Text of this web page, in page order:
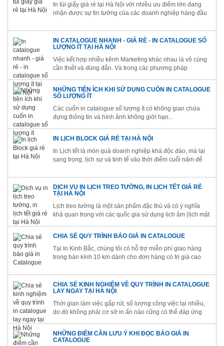
In túi giấy giá rẻ tại Hà Nội với nhiều ưu điểm lớn đang
nhận được sự tin tưởng của các doanh nghiệp hàng đầu
IN CATALOGUE NHANH - GIÁ RẺ - IN CATALOGUE SỐ
LƯỢNG ÍT TẠI HÀ NỘI
Việc kết hợp nhiều kênh Marketing khác nhau là vô cùng
cần thiết và đúng đắn. Và trong các phương pháp
trong những kênh quảng bá được yêu thích nhất.
NHỮNG TIỆN ÍCH KHI SỬ DỤNG CUỐN IN CATALOGUE
SỐ LƯỢNG ÍT
Các cuốn in catalogue số lượng ít có không gian chứa
đựng thông tin và hình ảnh không giới hạn...
IN LỊCH BLOCK GIÁ RẺ TẠI HÀ NỘI
In Lịch tết là món quà doanh nghiệp khá độc đáo, mà lại
sang trọng, lịch sự và tinh tế vào thời điểm cuối năm để
nghiệp, nhân viên và cả khách hàng, đối tác.
DỊCH VỤ IN LỊCH TREO TƯỜNG, IN LỊCH TẾT GIÁ RẺ
TẠI HÀ NỘI
Lịch treo tường là một sản phẩm đặc thù và có ý nghĩa
khá quan trọng với các quốc gia sử dụng lịch âm (lịch mặt
CHIA SẺ QUY TRÌNH BÁO GIÁ IN CATALOGUE
Tại In Kinh Bắc, chúng tôi có hỗ trợ miễn phí giao hàng
trong bán kính 10 km dành cho đơn hàng có trị giá cao
CHIA SẺ KINH NGHIỆM VỀ QUY TRÌNH IN CATALOGUE
LAY NGAY TẠI HÀ NỘI
Thời gian làm việc gấp rút, số lượng công việc lại nhiều,
do đó không phải cơ sở in ấn nào cũng có thể đáp ứng
NHỮNG ĐIỂM CẦN LƯU Ý KHI ĐỌC BÁO GIÁ IN
CATALOGUE